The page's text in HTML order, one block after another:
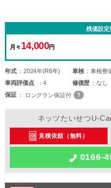
残価設定
月々 14,000円
年式 2024年(R6年) 車検 車検整
車両評価点 4 修復歴 なし
保証
ロングラン保証付
ネッツたいせつU-
見積依頼（無料）
0166-